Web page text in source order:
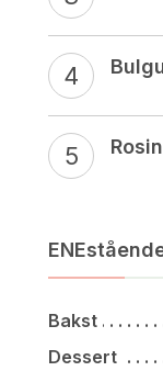
Bakst
Dessert